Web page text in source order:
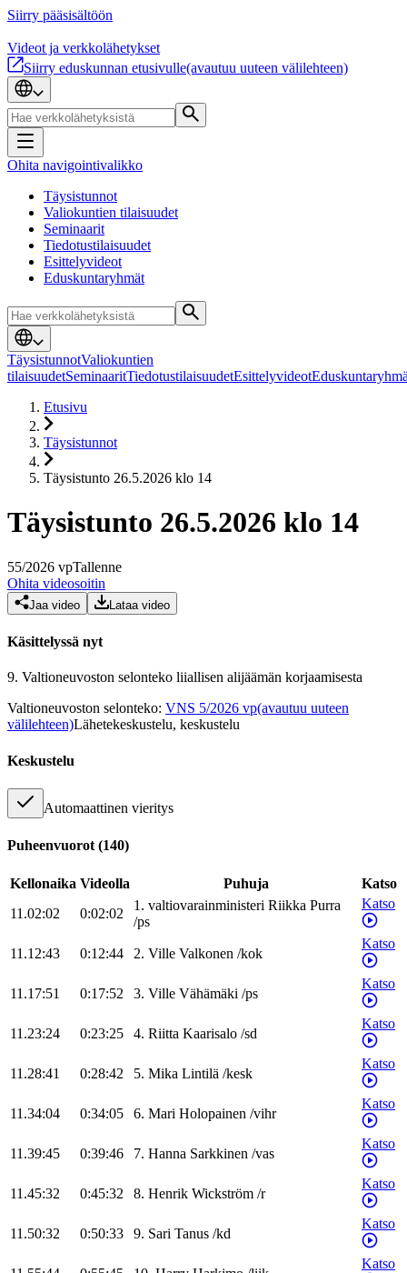
Siirry pääsisältöön
Videot ja verkkolähetykset
Siirry eduskunnan etusivulle(avautuu uuteen välilehteen)
Ohita navigointivalikko
Täysistunnot
Valiokuntien tilaisuudet
Seminaarit
Tiedotustilaisuudet
Esittelyvideot
Eduskuntaryhmät
TäysistunnotValiokuntien
tilaisuudetSeminaaritTiedotustilaisuudetEsittelyvideot
Etusivu
Täysistunnot
Täysistunto 26.5.2026 klo 14
Täysistunto 26.5.2026 klo 14
55/2026 vpTallenne
Ohita videosoitin
Jaa video Lataa video
Käsittelyssä nyt
9. Valtioneuvoston selonteko liiallisen alijäämän korjaamisesta
Valtioneuvoston selonteko: VNS 5/2026 vp(avautuu uuteen
välilehteen)Lähetekeskustelu, keskustelu
Keskustelu
Automaattinen vieritys
Puheenvuorot (140)
Kellonaika Videolla Puhuja
Katso
11.02:02
0:02:02
1. valtiovarainministeri Riikka Purra
/ps
Katso
11.12:43 0:12:44 2. Ville Valkonen /kok
Katso
11.17:51 0:17:52 3. Ville Vähämäki /ps
Katso
11.23:24 0:23:25 4. Riitta Kaarisalo /sd
Katso
11.28:41 0:28:42 5. Mika Lintilä /kesk
Katso
11.34:04 0:34:05 6. Mari Holopainen /vihr
Katso
11.39:45 0:39:46 7. Hanna Sarkkinen /vas
Katso
11.45:32 0:45:32 8. Henrik Wickström /r
Katso
11.50:32 0:50:33 9. Sari Tanus /kd
Katso
Katso